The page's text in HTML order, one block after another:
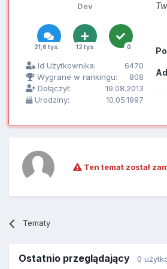
Dev
21,6 tys. 12 tys. 0
Id Użytkownika:
6470
Wygrane w rankingu:
808
Dołączył:
19.08.2013
Urodziny:
10.05.1997
Ten temat został
Tematy
Ostatnio przeglądający 0